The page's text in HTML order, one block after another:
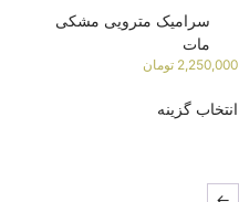
سرامیک مترویی مشکی
مات
2,250,000 تومان
انتخاب گزینه